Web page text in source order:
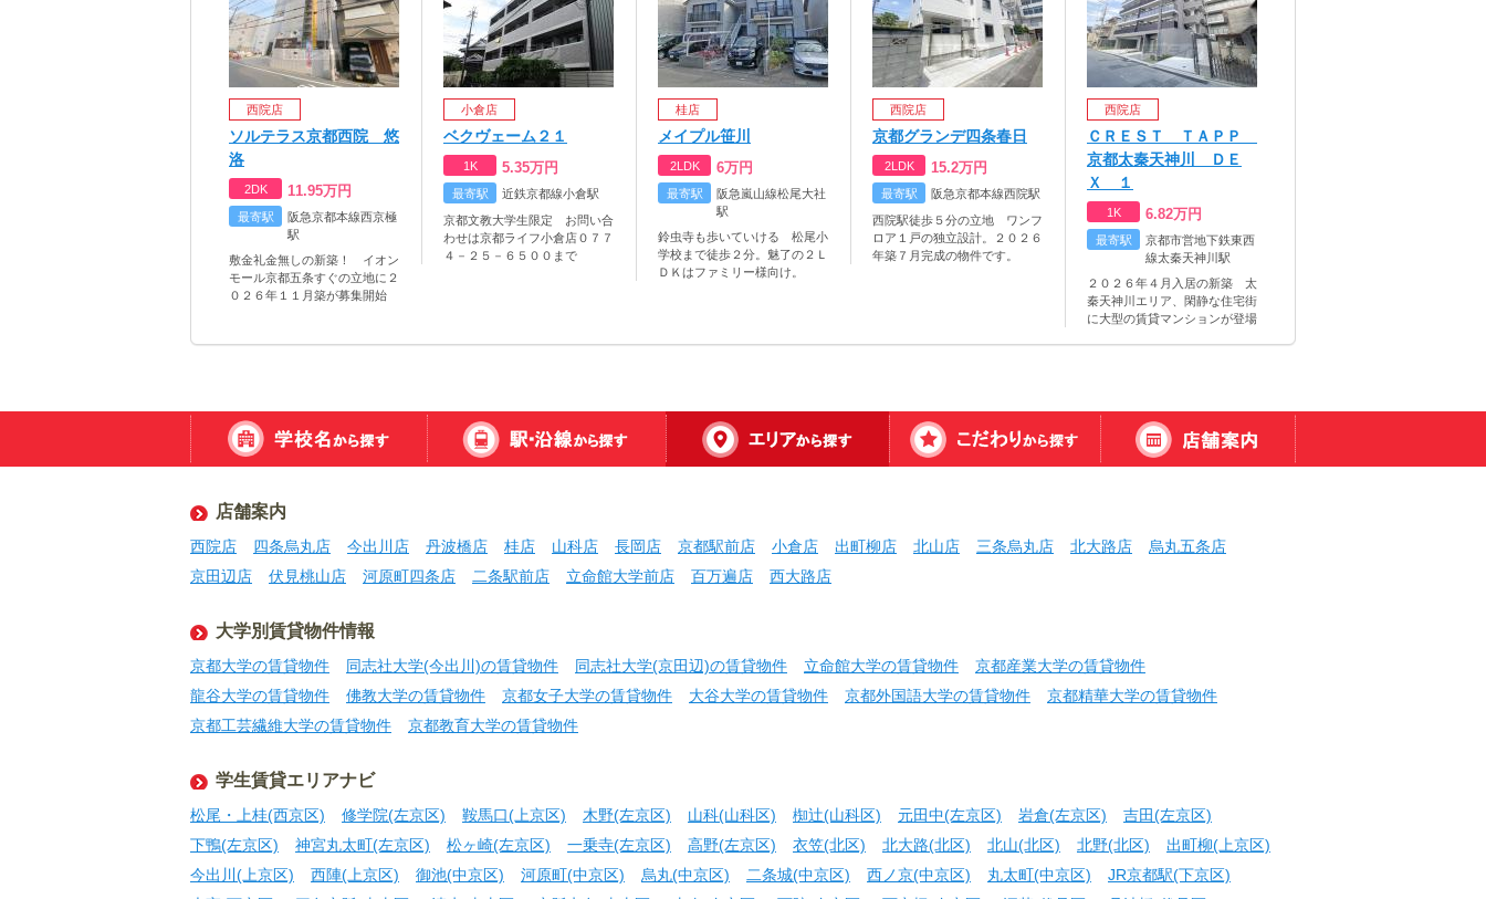
西院店
ソルテラス京都西院 悠
洛
2DK 11.95万円
最寄駅
阪急京都本線西京極
駅
敷金礼金無しの新築！ イオン
モール京都五条すぐの立地に２
０２６年１１月築が募集開始
小倉店
ベクヴェーム２１
1K 5.35万円
最寄駅
近鉄京都線小倉駅
京都文教大学生限定 お問い合
わせは京都ライフ小倉店０７７
４－２５－６５００まで
桂店
メイプル笹川
2LDK 6万円
最寄駅
阪急嵐山線松尾大社
駅
鈴虫寺も歩いていける 松尾小
学校まで徒歩２分。魅了の２Ｌ
ＤＫはファミリー様向け。
西院店
京都グランデ四条春日
2LDK 15.2万円
最寄駅
阪急京都本線西院駅
西院駅徒歩５分の立地 ワンフ
ロア１戸の独立設計。２０２６
年築７月完成の物件です。
西院店
ＣＲＥＳＴ ＴＡＰＰ
京都太秦天神川 ＤＥ
Ｘ １
1K 6.82万円
最寄駅
京都市営地下鉄東西
線太秦天神川駅
２０２６年４月入居の新築 太
秦天神川エリア、閑静な住宅街
に大型の賃貸マンションが登場
店舗案内
西院店 四条烏丸店 今出川店 丹波橋店 桂店 山科店 長岡店 京都駅前店 小倉店 出町柳店 北山店 三条烏丸店 北大路店
烏丸五条店
京田辺店
伏見桃山店 河原町四条店 二条駅前店 立命館大学前店 百万遍店 西大路店
大学別賃貸物件情報
京都大学の賃貸物件 同志社大学(今出川)の賃貸物件 同志社大学(京田辺)の賃貸物件 立命館大学の賃貸物件
京都産業大学の賃貸物件
龍谷大学の賃貸物件
佛教大学の賃貸物件 京都女子大学の賃貸物件 大谷大学の賃貸物件 京都外国語大学の賃貸物件
京都精華大学の賃貸物件
京都工芸繊維大学の賃貸物件
京都教育大学の賃貸物件
学生賃貸エリアナビ
松尾・上桂(西京区) 修学院(左京区) 鞍馬口(上京区) 木野(左京区) 山科(山科区) 椥辻(山科区) 元田中(左京区) 岩倉(左京区)
吉田(左京区)
下鴨(左京区)
神宮丸太町(左京区) 松ヶ崎(左京区) 一乗寺(左京区) 高野(左京区) 衣笠(北区) 北大路(北区) 北山(北区) 北野(北区)
出町柳(上京区)
今出川(上京区)
西陣(上京区) 御池(中京区) 河原町(中京区) 烏丸(中京区) 二条城(中京区) 西ノ京(中京区) 丸太町(中京区)
JR京都駅(下京区)